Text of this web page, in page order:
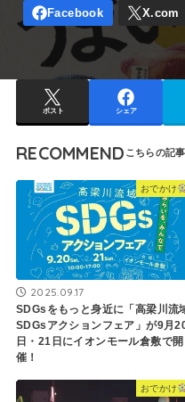
ポスト シェア
RECOMMEND
おでかけ
2025.09.17
SDGsをもっと身近に「高梁川流
SDGsアクションフェア」が9月
日・21日にイオンモール倉敷で開
催！
おでかけ